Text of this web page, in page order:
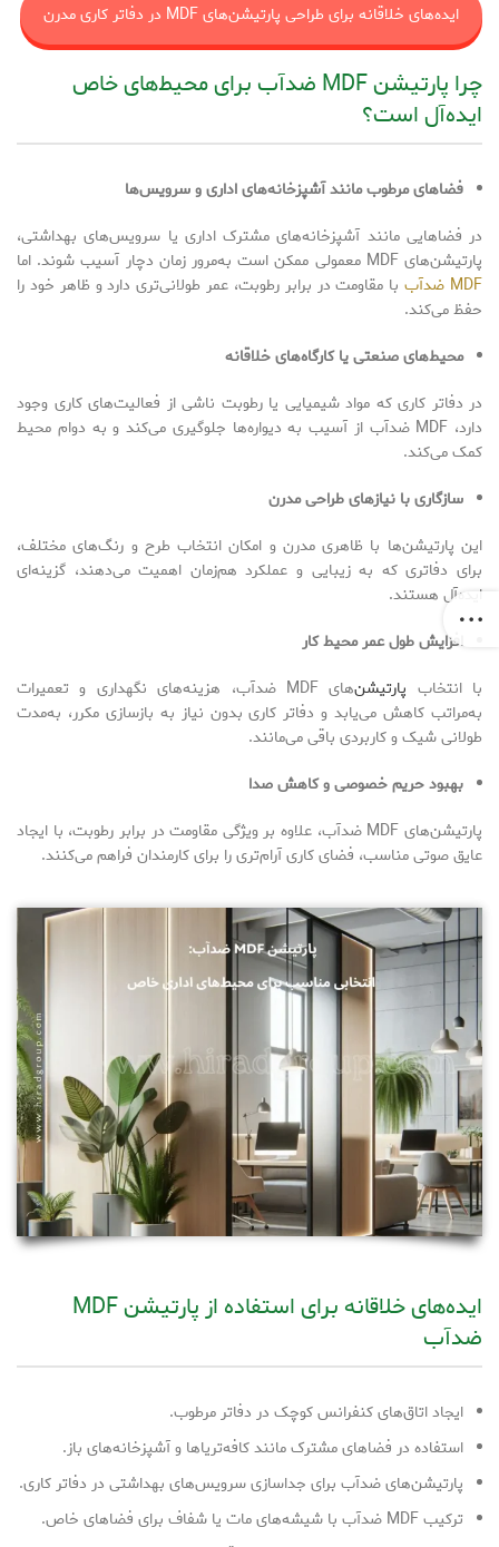
ایده‌های خلاقانه برای طراحی پارتیشن‌های MDF در دفاتر کاری مدرن
چرا پارتیشن MDF ضدآب برای محیط‌های خاص
ایده‌آل است؟
فضاهای مرطوب مانند آشپزخانه‌های اداری و سرویس‌ها
در فضاهایی مانند آشپزخانه‌های مشترک اداری یا سرویس‌های بهداشتی،
پارتیشن‌های MDF معمولی ممکن است به‌مرور زمان دچار آسیب شوند. اما
MDF ضدآب
با مقاومت در برابر رطوبت، عمر طولانی‌تری دارد و ظاهر خود را
حفظ می‌کند.
محیط‌های صنعتی یا کارگاه‌های خلاقانه
در دفاتر کاری که مواد شیمیایی یا رطوبت ناشی از فعالیت‌های کاری وجود
دارد، MDF ضدآب از آسیب به دیواره‌ها جلوگیری می‌کند و به دوام محیط
کمک می‌کند.
سازگاری با نیازهای طراحی مدرن
این پارتیشن‌ها با ظاهری مدرن و امکان انتخاب طرح و رنگ‌های مختلف،
برای دفاتری که به زیبایی و عملکرد هم‌زمان اهمیت می‌دهند، گزینه‌ای
ایده‌آل هستند.
افزایش طول عمر محیط کار
با انتخاب پارتیشن‌
های MDF ضدآب، هزینه‌های نگهداری و تعمیرات
به‌مراتب کاهش می‌یابد و دفاتر کاری بدون نیاز به بازسازی مکرر، به‌مدت
طولانی شیک و کاربردی باقی می‌مانند.
بهبود حریم خصوصی و کاهش صدا
پارتیشن‌های MDF ضدآب، علاوه بر ویژگی مقاومت در برابر رطوبت، با ایجاد
عایق صوتی مناسب، فضای کاری آرام‌تری را برای کارمندان فراهم می‌کنند.
ایده‌های خلاقانه برای استفاده از پارتیشن MDF
ضدآب
ایجاد اتاق‌های کنفرانس کوچک در دفاتر مرطوب.
استفاده در فضاهای مشترک مانند کافه‌تریاها و آشپزخانه‌های باز.
پارتیشن‌های ضدآب برای جداسازی سرویس‌های بهداشتی در دفاتر کاری.
ترکیب MDF ضدآب با شیشه‌های مات یا شفاف برای فضاهای خاص.